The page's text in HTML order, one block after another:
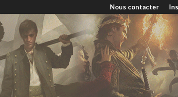
Nous contacter